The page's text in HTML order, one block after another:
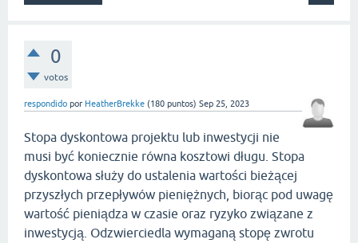
0
votos
respondido por HeatherBrekke (180 puntos) Sep 25, 2023
Stopa dyskontowa projektu lub inwestycji nie
musi być koniecznie równa kosztowi długu. Stopa
dyskontowa służy do ustalenia wartości bieżącej
przyszłych przepływów pieniężnych, biorąc pod uwagę
wartość pieniądza w czasie oraz ryzyko związane z
inwestycją. Odzwierciedla wymaganą stopę zwrotu